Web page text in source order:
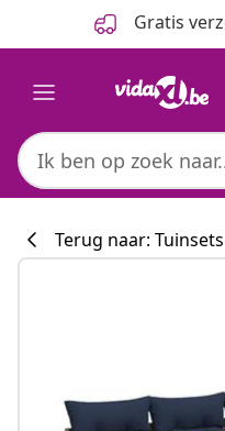
Gratis
Terug naar: Tuinsets